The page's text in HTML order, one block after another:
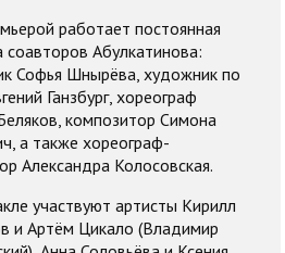
работает постоянная
Абулкатинова:
Софья Шнырёва, художник по
Ганзбург, хореограф
композитор Симона
а также хореограф-
Александра Колосовская.
участвуют артисты Кирилл
и Артём Цикало (Владимир